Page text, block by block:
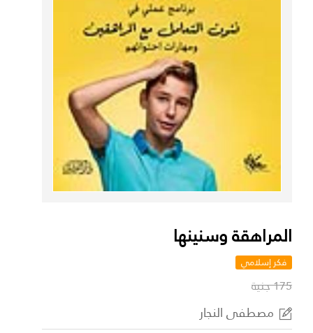
المراهقة وسنينها
فكر إسلامي
175 جنية
مصطفى النجار